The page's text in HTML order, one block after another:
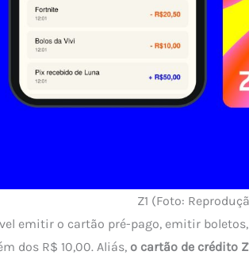
Z1 (Foto:
emitir o cartão pré-pago, emitir
dos R$ 10,00. Aliás, o cartão de crédito